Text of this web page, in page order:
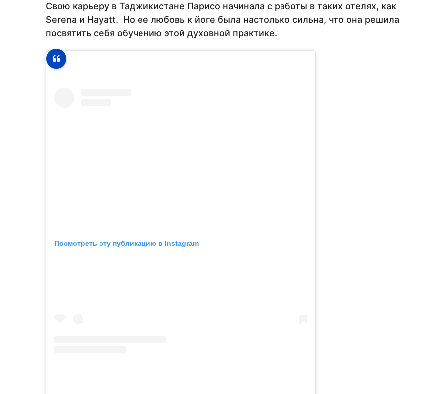
Свою карьеру в Таджикистане Парисо начинала с работы в таких отелях, как
Serena и Hayatt. Но ее любовь к йоге была настолько сильна, что она решила
посвятить себя обучению этой духовной практике.
Посмотреть эту публикацию в Instagram